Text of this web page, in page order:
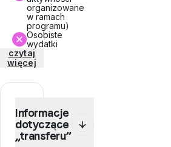
organizowane
w ramach
programu)
Osobiste
wydatki
czytaj
więcej
Informacje
dotyczące
„transferu”